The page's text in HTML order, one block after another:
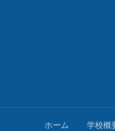
ホーム 学校概